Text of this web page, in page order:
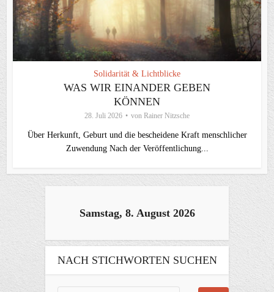
Solidarität & Lichtblicke
WAS WIR EINANDER GEBEN
KÖNNEN
28. Juli 2026 von Rainer Nitzsche
Über Herkunft, Geburt und die bescheidene Kraft menschlicher
Zuwendung Nach der Veröffentlichung...
Samstag, 8. August 2026
NACH STICHWORTEN SUCHEN